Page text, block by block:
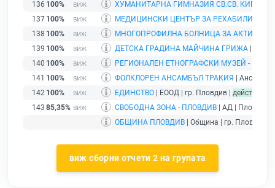
136 100%
ХУМАНИТАРНА ГИМНАЗИЯ СВ.СВ. КИРИЛ И
137 100%
МЕДИЦИНСКИ ЦЕНТЪР ЗА
138 100%
МНОГОПРОФИЛНА БОЛНИЦА ЗА АКТИВНО
139 100% ДЕТСКА ГРАДИНА МАЙЧИНА ГРИЖА
140 100%
РЕГИОНАЛЕН ЕТНОГРАФСКИ МУЗЕЙ -
141 100% ФОЛКЛОРЕН АНСАМБЪЛ ТРАКИЯ
|
142 100% ЕДИНСТВО | ЕООД | гр. Пловдив | действащ
143 85,35% СВОБОДНА ЗОНА - ПЛОВДИВ | АД | Пловдив |
ОБЩИНА ПЛОВДИВ | Община | гр. Пловдив |
виж сборни отчети 2 на групата